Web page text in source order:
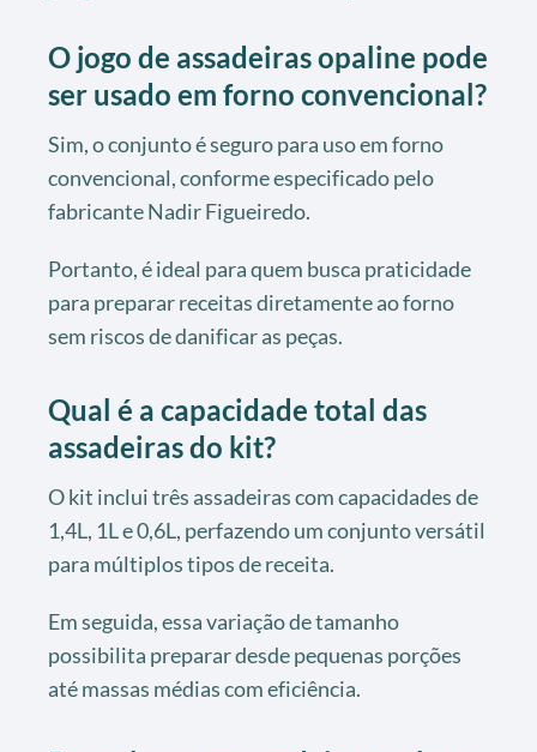
O jogo de assadeiras opaline pode
ser usado em forno convencional?
Sim, o conjunto é seguro para uso em forno
convencional, conforme especificado pelo
fabricante Nadir Figueiredo.
Portanto, é ideal para quem busca praticidade
para preparar receitas diretamente ao forno
sem riscos de danificar as peças.
Qual é a capacidade total das
assadeiras do kit?
O kit inclui três assadeiras com capacidades de
1,4L, 1L e 0,6L, perfazendo um conjunto versátil
para múltiplos tipos de receita.
Em seguida, essa variação de tamanho
possibilita preparar desde pequenas porções
até massas médias com eficiência.